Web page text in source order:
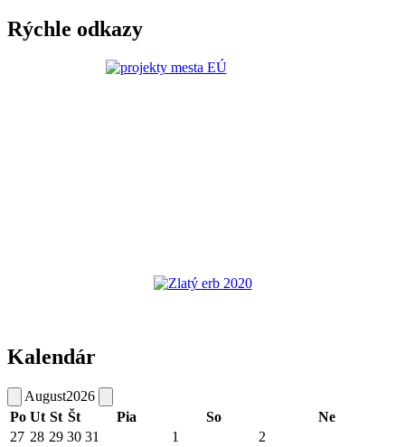
Rýchle odkazy
Kalendár
August2026
Po Ut St Št Pia So
Ne
27 28 29 30 31 1 2